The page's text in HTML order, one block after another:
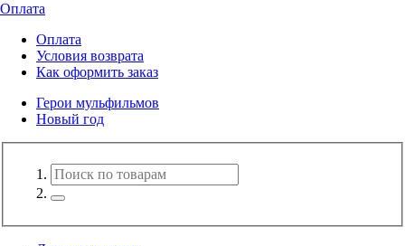
Оплата
Оплата
Условия возврата
Как оформить заказ
Герои мульфильмов
Новый год